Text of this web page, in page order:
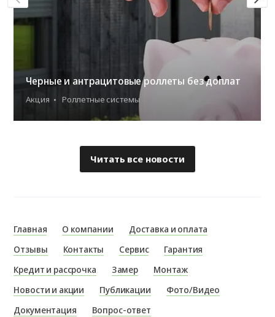
Черные и антрацитовые роллеты без доплат
Акция Роллетные системы
Читать все новости
Главная О компании
Доставка и оплата
Отзывы
Контакты Сервис
Гарантия
Кредит и рассрочка
Замер
Монтаж
Новости и акции
Публикации
Фото/Видео
Документация
Вопрос-ответ